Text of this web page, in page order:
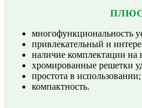
многофункциональность
привлекательный и
наличие комплектации на
хромированные решетки
простота в использовании;
компактность.